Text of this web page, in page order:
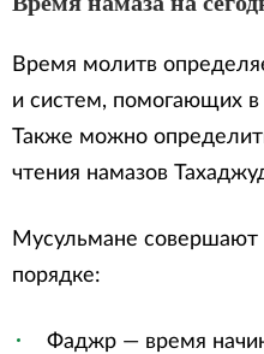
Время молитв
и систем, помогающих
Также можно
чтения намазов
Мусульмане
порядке:
Фаджр — время